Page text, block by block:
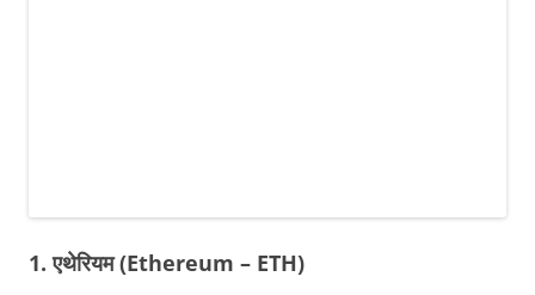
1. एथेरियम (Ethereum – ETH)